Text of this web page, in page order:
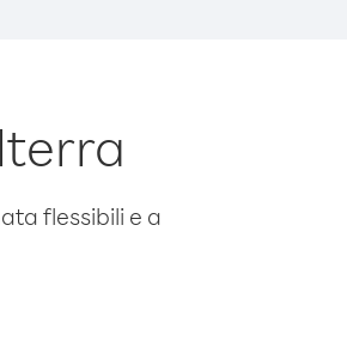
flessibili e a